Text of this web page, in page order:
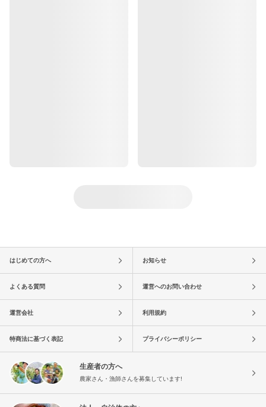
はじめての方へ お知らせ
よくある質問 運営へのお問い合わせ
運営会社 利用規約
特商法に基づく表記 プライバシーポリシー
生産者の方へ
農家さん・漁師さんを募集しています!